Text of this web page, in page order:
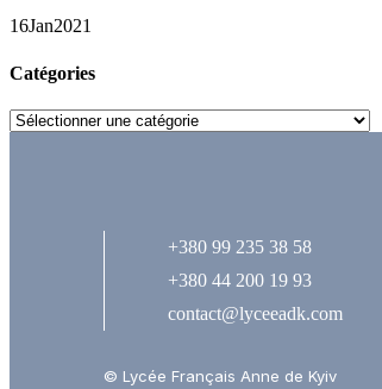
16Jan2021
Catégories
+380 99 235 38 58
+380 44 200 19 93
contact@lyceeadk.com
© Lycée Français Anne de Kyiv